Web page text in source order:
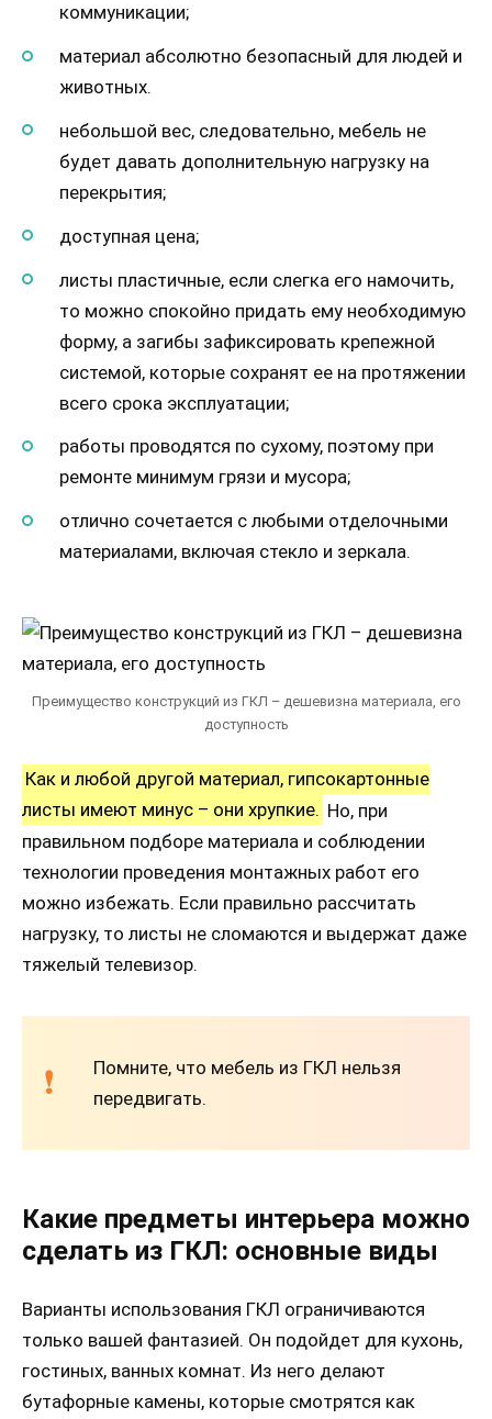
коммуникации;
материал абсолютно безопасный для людей и
животных.
небольшой вес, следовательно, мебель не
будет давать дополнительную нагрузку на
перекрытия;
доступная цена;
листы пластичные, если слегка его намочить,
то можно спокойно придать ему необходимую
форму, а загибы зафиксировать крепежной
системой, которые сохранят ее на протяжении
всего срока эксплуатации;
работы проводятся по сухому, поэтому при
ремонте минимум грязи и мусора;
отлично сочетается с любыми отделочными
материалами, включая стекло и зеркала.
Преимущество конструкций из ГКЛ – дешевизна материала, его
доступность
Как и любой другой материал, гипсокартонные
листы имеют минус – они хрупкие. Но, при
правильном подборе материала и соблюдении
технологии проведения монтажных работ его
можно избежать. Если правильно рассчитать
нагрузку, то листы не сломаются и выдержат даже
тяжелый телевизор.
Помните, что мебель из ГКЛ нельзя
передвигать.
Какие предметы интерьера можно
сделать из ГКЛ: основные виды
Варианты использования ГКЛ ограничиваются
только вашей фантазией. Он подойдет для кухонь,
гостиных, ванных комнат. Из него делают
бутафорные камены, которые смотрятся как